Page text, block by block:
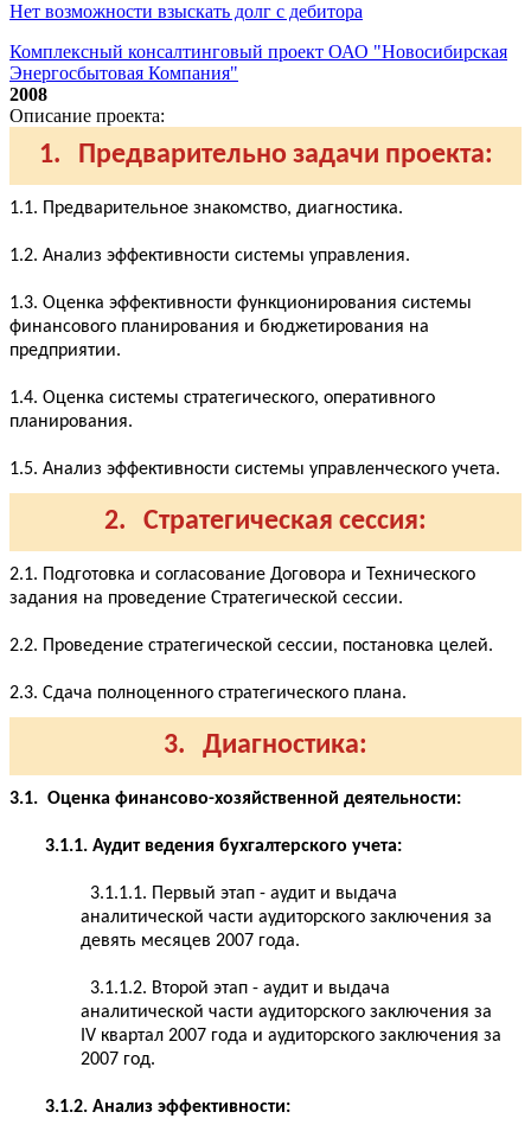
Нет возможности взыскать долг с дебитора
Комплексный консалтинговый проект ОАО "Новосибирская
Энергосбытовая Компания"
2008
Описание проекта:
1. Предварительно задачи проекта:
1.1. Предварительное знакомство, диагностика.
1.2. Анализ эффективности системы управления.
1.3. Оценка эффективности функционирования системы
финансового планирования и бюджетирования на
предприятии.
1.4. Оценка системы стратегического, оперативного
планирования.
1.5. Анализ эффективности системы управленческого учета.
2. Стратегическая сессия:
2.1. Подготовка и согласование Договора и Технического
задания на проведение Стратегической сессии.
2.2. Проведение стратегической сессии, постановка целей.
2.3. Сдача полноценного стратегического плана.
3. Диагностика:
3.1. Оценка финансово-хозяйственной деятельности:
3.1.1. Аудит ведения бухгалтерского учета:
3.1.1.1. Первый этап - аудит и выдача
аналитической части аудиторского заключения за
девять месяцев 2007 года.
3.1.1.2. Второй этап - аудит и выдача
аналитической части аудиторского заключения за
IV квартал 2007 года и аудиторского заключения за
2007 год.
3.1.2. Анализ эффективности: